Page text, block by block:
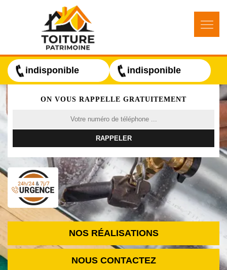
indisponible indisponible
ON VOUS RAPPELLE GRATUITEMENT
NOS RÉALISATIONS
NOUS CONTACTEZ